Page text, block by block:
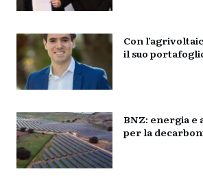
Con
il suo
BNZ: energia e
per la